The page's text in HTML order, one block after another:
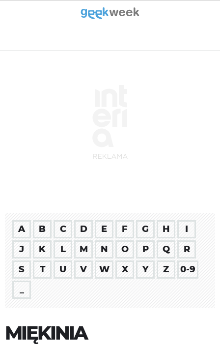
A B C D E F G H
I
J
K L M N O P Q
R
S
T U V W X Y Z
0-9
MIĘKINIA